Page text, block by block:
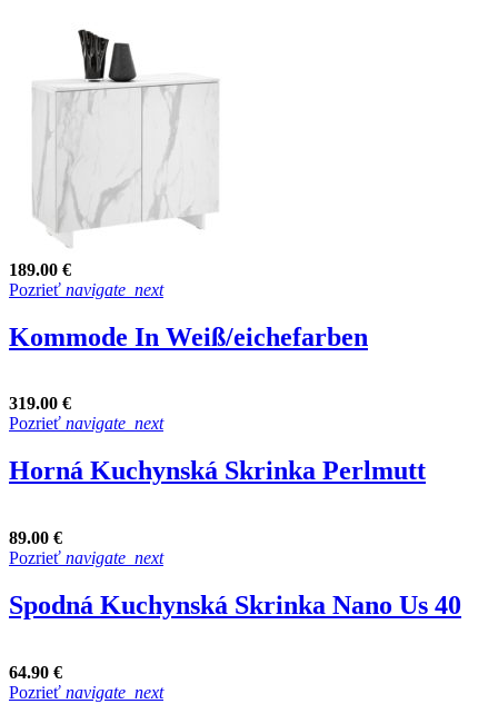
189.00 €
Pozrieť navigate_next
Kommode In Weiß/eichefarben
319.00 €
Pozrieť navigate_next
Horná Kuchynská Skrinka Perlmutt
89.00 €
Pozrieť navigate_next
Spodná Kuchynská Skrinka Nano Us 40
64.90 €
Pozrieť navigate_next